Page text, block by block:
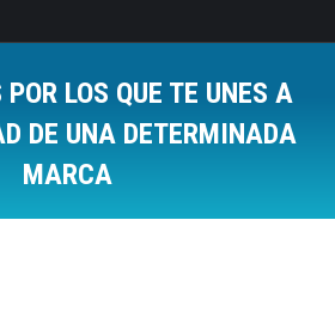
LOS QUE TE UNES A
DE UNA DETERMINADA
MARCA